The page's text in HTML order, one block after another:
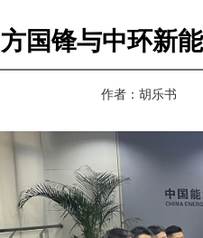
方国锋与中环新
作者： 胡乐书